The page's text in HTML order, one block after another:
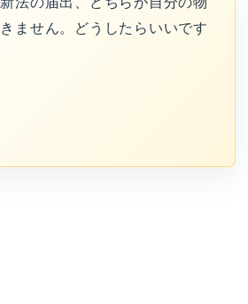
ません。どうしたらいいです